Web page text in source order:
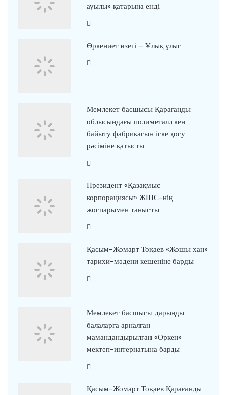
ауылы» қатарына енді
Өркениет өзегі – Ұлық ұлыс
Мемлекет басшысы Қарағанды
облысындағы полиметалл кен
байыту фабрикасын іске қосу
рәсіміне қатысты
Президент «Қазақмыс
корпорациясы» ЖШС-нің
жоспарымен танысты
Қасым-Жомарт Тоқаев «Жошы хан»
тарихи-мәдени кешеніне барды
Мемлекет басшысы дарынды
балаларға арналған
мамандандырылған «Өркен»
мектеп-интернатына барды
Қасым-Жомарт Тоқаев Қарағанды